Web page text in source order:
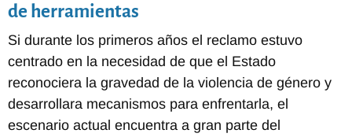
de herramientas
Si durante los primeros años el reclamo estuvo
centrado en la necesidad de que el Estado
reconociera la gravedad de la violencia de género y
desarrollara mecanismos para enfrentarla, el
escenario actual encuentra a gran parte del